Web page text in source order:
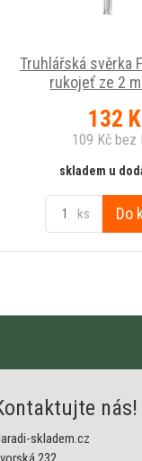
Truhlářská svěrka
rukojeť ze 2
132
109 Kč bez
skladem u
ks Do
nás!
skladem.cz